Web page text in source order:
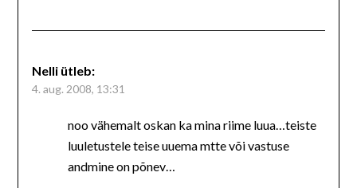
Nelli ütleb:
4. aug. 2008, 13:31
noo vähemalt oskan ka mina riime luua…teiste
luuletustele teise uuema mtte või vastuse
andmine on põnev…